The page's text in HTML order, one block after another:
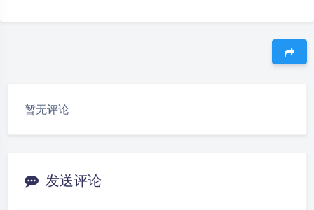
暂无评论
发送评论